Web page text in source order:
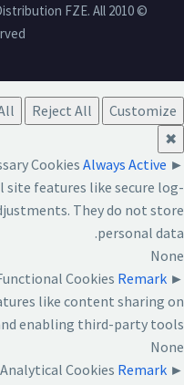
Distribution FZE. All
Customize
Reject All
✖
►
Cookies Always Active
site features like secure log-
They do not store
personal data.
None
►
Cookies Remark
like content sharing on
enabling third-party tools.
None
►
Analytical Cookies Remark